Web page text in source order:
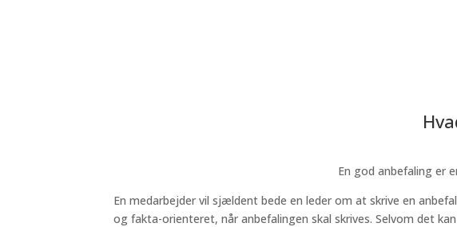
En god anbefaling er
En medarbejder vil sjældent bede en leder om at skrive en
og fakta-orienteret, når anbefalingen skal skrives. Selvom det